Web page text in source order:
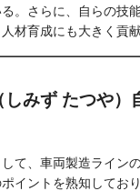
。さらに、自らの技
材育成にも大きく貢献
しみず たつや）
て、車両製造ライン
イントを熟知してお